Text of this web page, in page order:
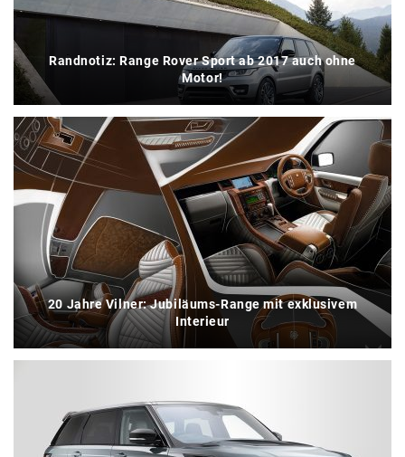
Randnotiz: Range Rover Sport ab 2017 auch ohne
Motor!
20 Jahre Vilner: Jubiläums-Range mit exklusivem
Interieur